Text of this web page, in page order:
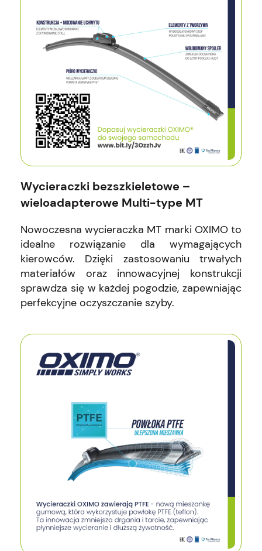
Wycieraczki bezszkieletowe –
wieloadapterowe Multi-type MT
Nowoczesna wycieraczka MT marki OXIMO to
idealne rozwiązanie dla wymagających
kierowców. Dzięki zastosowaniu trwałych
materiałów oraz innowacyjnej konstrukcji
sprawdza się w każdej pogodzie, zapewniając
perfekcyjne oczyszczanie szyby.